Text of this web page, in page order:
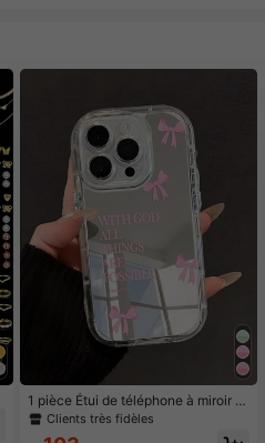
1 pièce Étui de téléphone à miroir ro
se minimaliste, style fille avec motif
Clients très fidèles